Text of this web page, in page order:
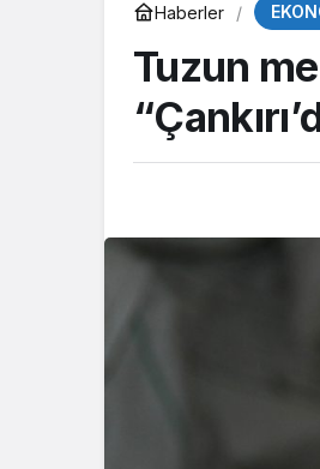
Haberler
Tuzun